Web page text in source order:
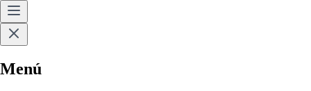
Menú